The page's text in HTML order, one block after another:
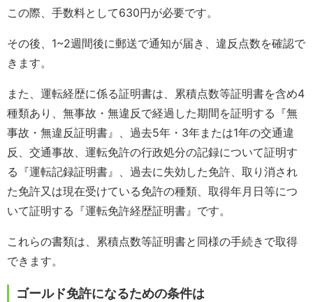
この際、手数料として630円が必要です。
その後、1~2週間後に郵送で通知が届き、違反点数を確認で
きます。
また、運転経歴に係る証明書は、累積点数等証明書を含め4
種類あり、無事故・無違反で経過した期間を証明する『無
事故・無違反証明書』、過去5年・3年または1年の交通違
反、交通事故、運転免許の行政処分の記録について証明す
る『運転記録証明書』、過去に失効した免許、取り消され
た免許又は現在受けている免許の種類、取得年月日等につ
いて証明する『運転免許経歴証明書』です。
これらの書類は、累積点数等証明書と同様の手続きで取得
できます。
ゴールド免許になるための条件は